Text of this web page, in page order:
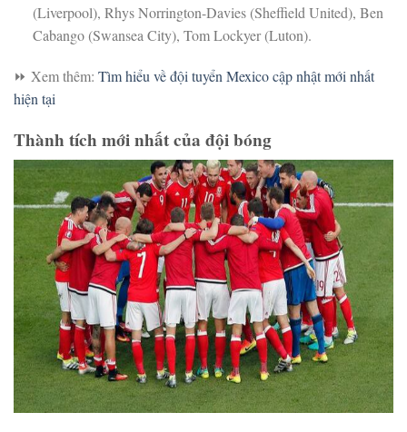
(Liverpool), Rhys Norrington-Davies (Sheffield United), Ben
Cabango (Swansea City), Tom Lockyer (Luton).
⏩ Xem thêm: Tìm hiểu về đội tuyển Mexico cập nhật mới nhất
hiện tại
Thành tích mới nhất của đội bóng